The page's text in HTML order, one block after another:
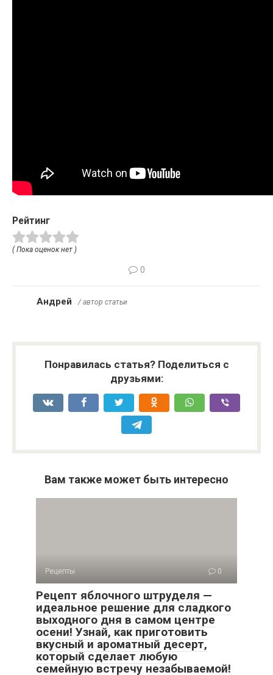
Рейтинг
( Пока оценок нет )
0
Андрей / автор статьи
Понравилась статья? Поделиться с
друзьями:
Вам также может быть интересно
Рецепты 0
Рецепт яблочного штруделя —
идеальное решение для сладкого
выходного дня в самом центре
осени! Узнай, как приготовить
вкусный и ароматный десерт,
который сделает любую
семейную встречу незабываемой!